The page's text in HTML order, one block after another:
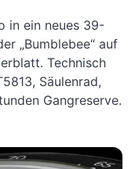
in ein neues 39-
„Bumblebee“ auf
Technisch
Säulenrad,
Gangreserve.